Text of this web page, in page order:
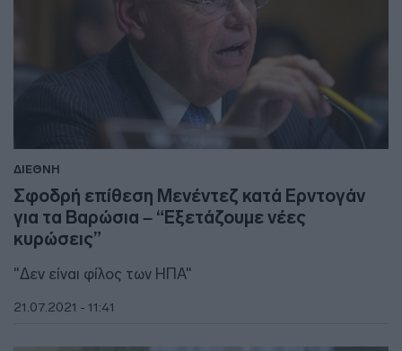
ΔΙΕΘΝΗ
Σφοδρή επίθεση Μενέντεζ κατά Ερντογάν
για τα Βαρώσια – “Εξετάζουμε νέες
κυρώσεις”
"Δεν είναι φίλος των ΗΠΑ"
21.07.2021 - 11:41